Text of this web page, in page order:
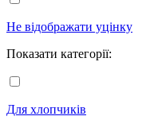
Не відображати уцінку
Показати категорії:
Для хлопчиків